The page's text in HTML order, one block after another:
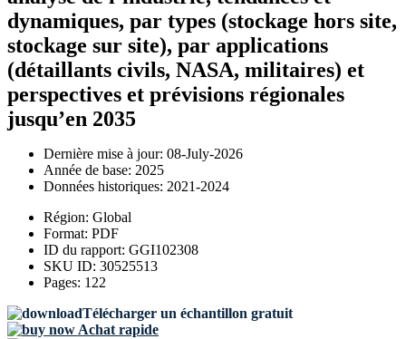
dynamiques, par types (stockage hors site,
stockage sur site), par applications
(détaillants civils, NASA, militaires) et
perspectives et prévisions régionales
jusqu’en 2035
Dernière mise à jour: 08-July-2026
Année de base: 2025
Données historiques: 2021-2024
Région: Global
Format: PDF
ID du rapport: GGI102308
SKU ID: 30525513
Pages: 122
Télécharger un échantillon gratuit
Achat rapide